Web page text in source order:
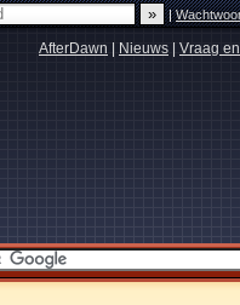
|
AfterDawn Nieuws Vraag